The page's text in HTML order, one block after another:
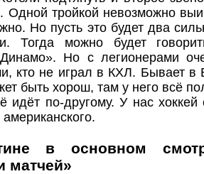
Одной тройкой невозможно
Но пусть это будет два
Тогда можно будет
Но с легионерами
кто не играл в КХЛ. Бывает
быть хорош, там у него всё
идёт по-другому. У нас хоккей
в основном
матчей»